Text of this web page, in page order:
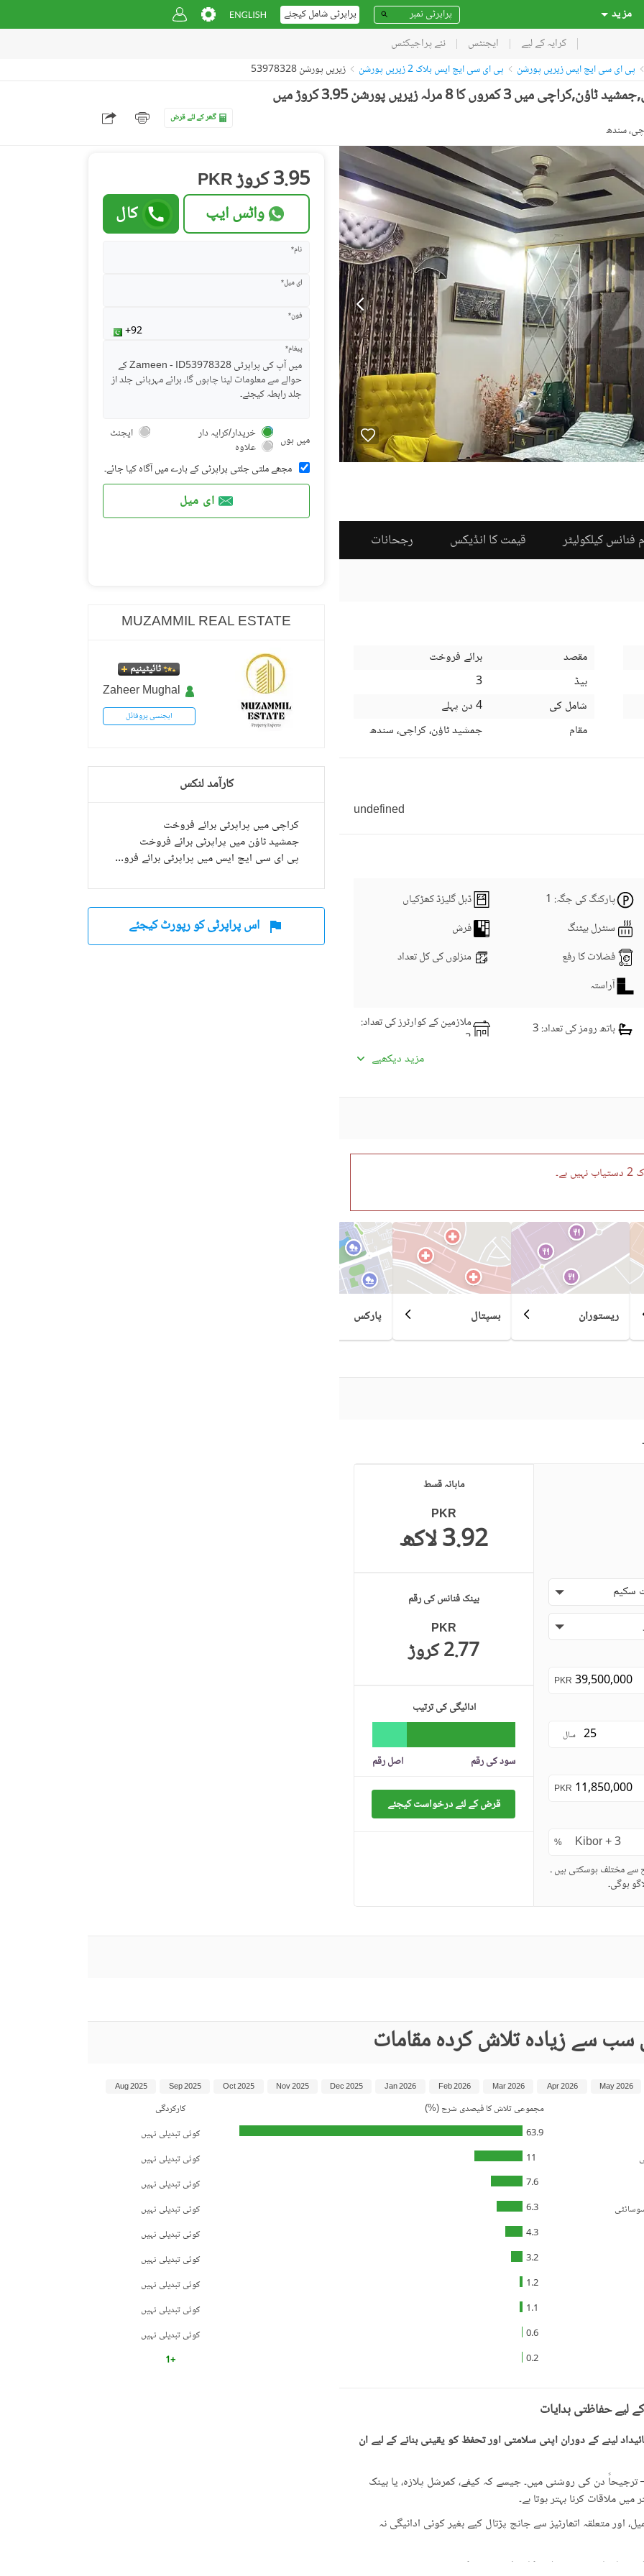
مز ید پراپرٹی شامل کیجئے
کرایہ کے لیے ایجنٹس نئے پراجیکٹس
پی ای سی ایچ ایس زیریں پورشن پی ای سی ایچ ایس بلاک 2 زیریں پورشن زیریں پورشن 53978328
پی ای سی ایچ ایس بلاک 2 پی ای سی ایچ ایس,جمشید ٹاؤن,کراچی میں 3 کمروں کا 8 مرلہ زیریں پورشن 3.95 کروڑ میں
گھر کے لئے قرض
فنانس کیلکولیٹر قیمت کا انڈیکس رجحانات
مقصد
برائے فروخت
بیڈ
3
شامل کی
4 دن پہلے
مقام
جمشید ٹاؤن، کراچی، سندھ
undefined
پارکنگ کی جگہ: 1
ڈبل گلیزڈ کھڑکیاں
سنٹرل ہیٹنگ
فرش
فضلات کا رفع
منزلوں کی کل تعداد
آراستہ
باتھ رومز کی تعداد: 3 ملازمین کے کوارٹرز کی تعداد:
2
کچنز کی تعداد: 1
کمیونٹی سوئمنگ پول
کمیونٹی جم
ڈے کیئر سینٹر
بچوں کے کھیلنے کا حصہ
کمیونٹی مسجد
کمیونٹی سنٹر
قریبی پبلک ٹرانسپورٹ سروس
مزید دیکھیے
ریستوران ہسپتال پارکس
سکیم
PKR
سال
PKR
%
سے مختلف ہوسکتی ہیں ۔
ہوگی۔
ماہانہ قسط
PKR
3.92 لاکھ
بینک فنانس کی رقم
PKR
2.77 کروڑ
ادائیگی کی ترتیب
سود کی رقم اصل رقم
قرض کے لئے درخواست کیجئے
سے زیادہ تلاش کردہ مقامات
مجموعی تلاش کا فیصدی شرح (%)
کارکردگی
63.9
کوئی تبدیلی نہیں
11
کوئی تبدیلی نہیں
7.6
کوئی تبدیلی نہیں
6.3
کوئی تبدیلی نہیں
4.3
کوئی تبدیلی نہیں
3.2
کوئی تبدیلی نہیں
1.2
کوئی تبدیلی نہیں
1.1
کوئی تبدیلی نہیں
0.6
کوئی تبدیلی نہیں
0.2
+1
May 2026
Apr 2026
Mar 2026
Feb 2026
Jan 2026
Dec 2025
Nov 2025
Oct 2025
Sep 2025
Aug 2025
لیے حفاظتی ہدایات
لینے کے دوران اپنی سلامتی اور تحفظ کو یقینی بنانے کے لیے ان
دن کی روشنی میں۔ جیسے کہ کیفے، کمرشل پلازہ، یا بینک
ملاقات کرنا بہتر ہوتا ہے۔
اور متعلقہ اتھارٹیز سے جانچ پڑتال کیے بغیر کوئی ادائیگی نہ
معلومات سے تفصیلات کا موازنہ ضرور کریں۔
PKR 3.95 کروڑ
واٹس ایپ کال
نام*
ای میل*
فون*
پیغام*
میں ہوں خریدار/کرایہ دار
ایجنٹ
علاوہ
مجھے ملتی جلتی پراپرٹی کے بارے میں آگاہ کیا جائے۔
ای میل
MUZAMMIL REAL ESTATE
ٹائیٹینیم
Zaheer Mughal
ایجنسی پروفائل
کارآمد لنکس
کراچی میں پراپرٹی برائے فروخت
جمشید ٹاؤن میں پراپرٹی برائے فروخت
پی ای سی ایچ ایس میں پراپرٹی برائے فروخت
اس پراپرٹی کو رپورٹ کیجئے